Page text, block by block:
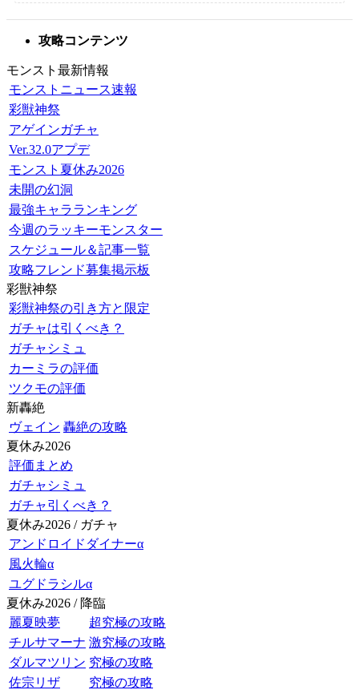
攻略コンテンツ
モンスト最新情報
モンストニュース速報
彩獣神祭
アゲインガチャ
Ver.32.0アプデ
モンスト夏休み2026
未開の幻洞
最強キャラランキング
今週のラッキーモンスター
スケジュール＆記事一覧
攻略フレンド募集掲示板
彩獣神祭
彩獣神祭の引き方と限定
ガチャは引くべき？
ガチャシミュ
カーミラの評価
ツクモの評価
新轟絶
ヴェイン 轟絶の攻略
夏休み2026
評価まとめ
ガチャシミュ
ガチャ引くべき？
夏休み2026 / ガチャ
アンドロイドダイナーα
風火輪α
ユグドラシルα
夏休み2026 / 降臨
麗夏映夢
超究極の攻略
チルサマーナ 激究極の攻略
ダルマツリン 究極の攻略
佐宗リザ
究極の攻略